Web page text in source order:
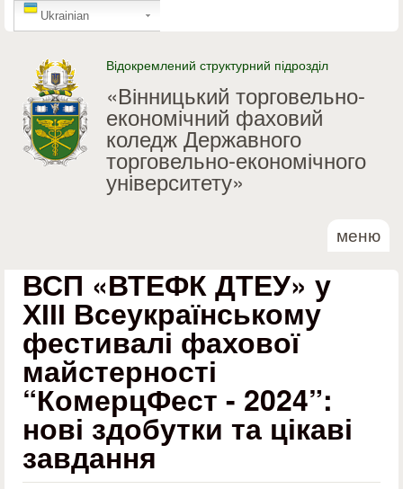
Перейти до основного
GTranslate
Ukrainian
Відокремлений структурний підрозділ
«Вінницький торговельно-
економічний фаховий
коледж Державного
торговельно-економічного
університету»
меню
ВСП «ВТЕФК ДТЕУ» у
ХІІІ Всеукраїнському
фестивалі фахової
майстерності
“КомерцФест - 2024”:
нові здобутки та цікаві
завдання